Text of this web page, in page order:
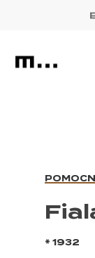
content
* 1932